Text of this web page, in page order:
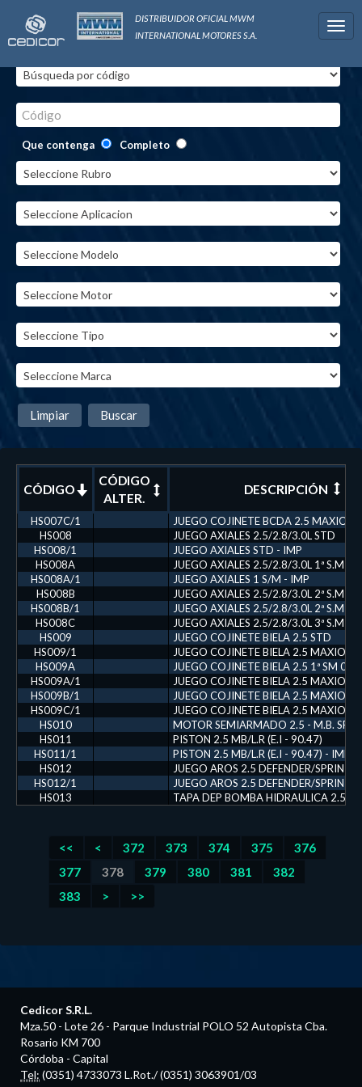
DISTRIBUIDOR OFICIAL MWM
INTERNATIONAL MOTORES S.A.
Código
Que contenga Completo
Limpiar Buscar
CÓDIGO
CÓDIGO
ALTER.
DESCRIPCIÓN
HS007C/1
JUEGO COJINETE BCDA 2.5 MAXION
HS008
JUEGO AXIALES 2.5/2.8/3.0L STD
HS008/1
JUEGO AXIALES STD - IMP
HS008A
JUEGO AXIALES 2.5/2.8/3.0L 1ª S.M
HS008A/1
JUEGO AXIALES 1 S/M - IMP
HS008B
JUEGO AXIALES 2.5/2.8/3.0L 2ª S.M
HS008B/1
JUEGO AXIALES 2.5/2.8/3.0L 2ª S.M
HS008C
JUEGO AXIALES 2.5/2.8/3.0L 3ª S.M
HS009
JUEGO COJINETE BIELA 2.5 STD
HS009/1
JUEGO COJINETE BIELA 2.5 MAXION
HS009A
JUEGO COJINETE BIELA 2.5 1ª SM
HS009A/1
JUEGO COJINETE BIELA 2.5 MAXION
HS009B/1
JUEGO COJINETE BIELA 2.5 MAXION
HS009C/1
JUEGO COJINETE BIELA 2.5 MAXION
HS010
MOTOR SEMIARMADO 2.5 - M.B.
HS011
PISTON 2.5 MB/L.R (E.I - 90.47)
HS011/1
PISTON 2.5 MB/L.R (E.I - 90.47) -
HS012
JUEGO AROS 2.5 DEFENDER/
HS012/1
JUEGO AROS 2.5 DEFENDER/
HS013
TAPA DEP BOMBA HIDRAULICA 2.5
<< < 372 373 374 375
376
377
378 379 380 381
382
383
> >>
Cedicor S.R.L.
Mza.50 - Lote 26 - Parque Industrial POLO 52 Autopista Cba.
Rosario KM 700
Córdoba - Capital
Tel: (0351) 4733073 L.Rot./ (0351) 3063901/03